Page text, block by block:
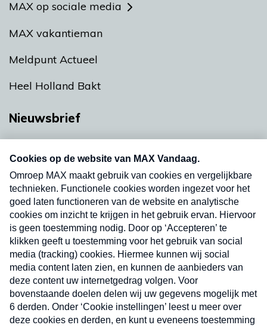
MAX op sociale media
MAX vakantieman
Meldpunt Actueel
Heel Holland Bakt
Nieuwsbrief
nieuwsbrief. Elke vrijdag- en dinsdagochtend in
uw mailbox.
Verzend
Nieuwsbrief